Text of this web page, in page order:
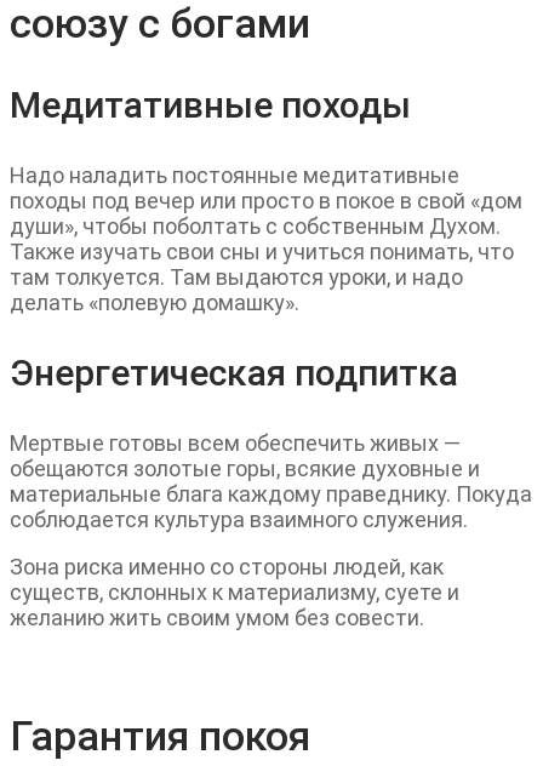
союзу с богами
Медитативные походы
Надо наладить постоянные медитативные
походы под вечер или просто в покое в свой «дом
души», чтобы поболтать с собственным Духом.
Также изучать свои сны и учиться понимать, что
там толкуется. Там выдаются уроки, и надо
делать «полевую домашку».
Энергетическая подпитка
Мертвые готовы всем обеспечить живых —
обещаются золотые горы, всякие духовные и
материальные блага каждому праведнику. Покуда
соблюдается культура взаимного служения.
Зона риска именно со стороны людей, как
существ, склонных к материализму, суете и
желанию жить своим умом без совести.
Гарантия покоя